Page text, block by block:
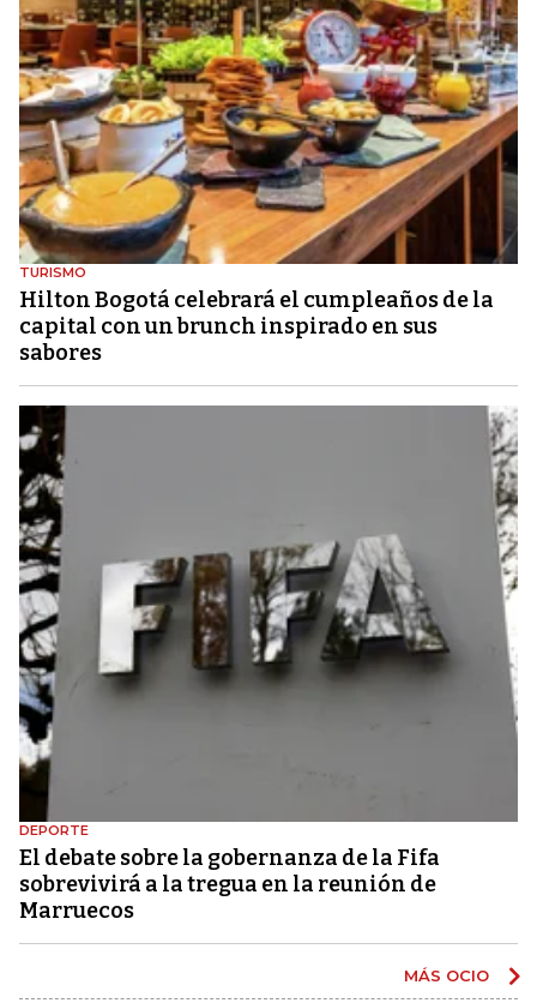
TURISMO
Hilton Bogotá celebrará el cumpleaños de la
capital con un brunch inspirado en sus
sabores
DEPORTE
El debate sobre la gobernanza de la Fifa
sobrevivirá a la tregua en la reunión de
Marruecos
MÁS OCIO